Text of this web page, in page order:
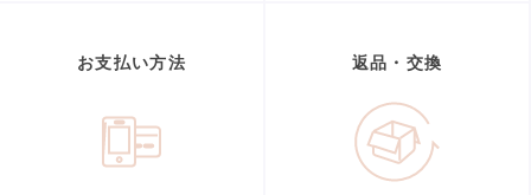
お支払い方法 返品・交換